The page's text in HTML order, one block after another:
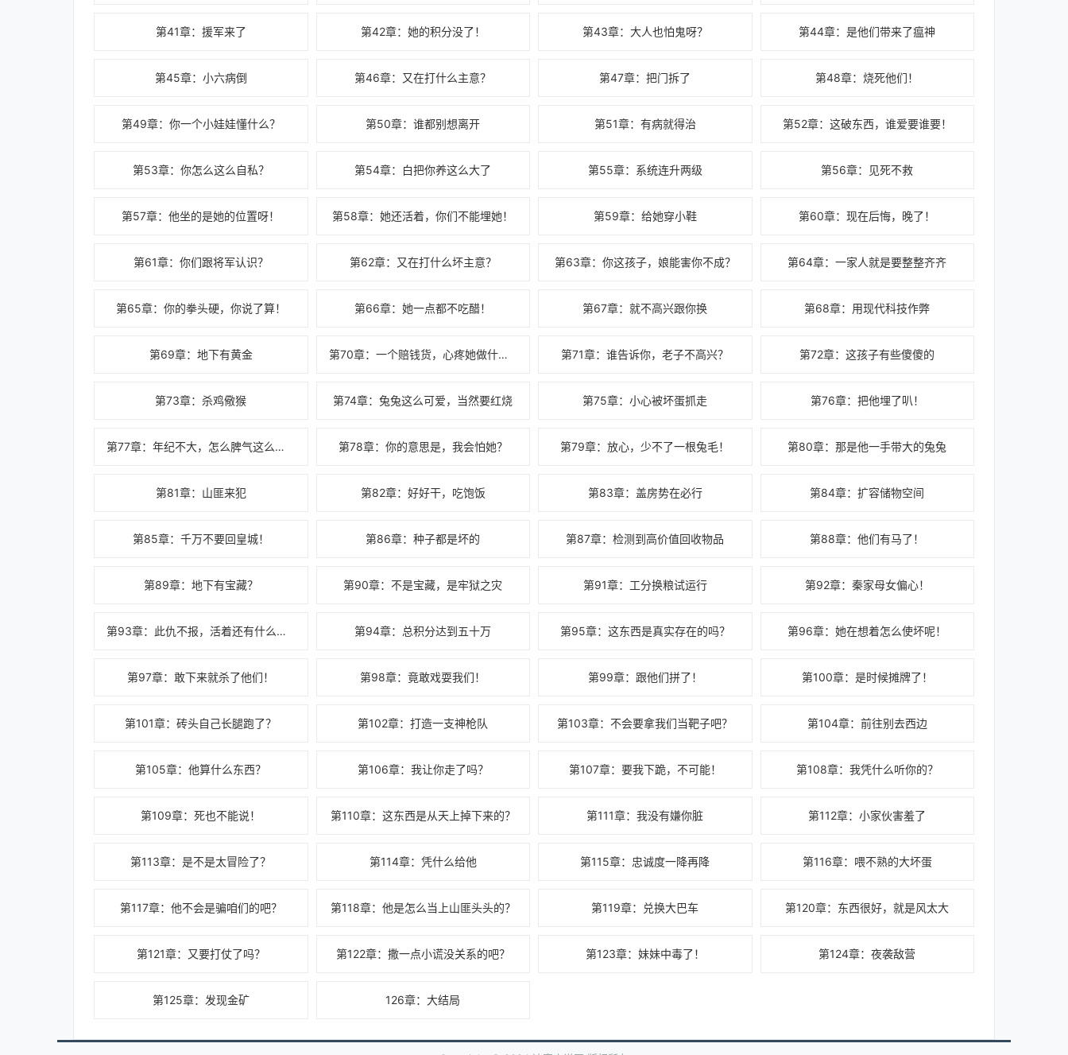
第41章：援军来了 第42章：她的积分没了！ 第43章：大人也怕鬼呀？ 第44章：是他们带来了瘟神
第45章：小六病倒 第46章：又在打什么主意？ 第47章：把门拆了 第48章：烧死他们！
第49章：你一个小娃娃懂什么？ 第50章：谁都别想离开 第51章：有病就得治 第52章：这破东西，谁爱要谁要！
第53章：你怎么这么自私？ 第54章：白把你养这么大了 第55章：系统连升两级 第56章：见死不救
第57章：他坐的是她的位置呀！ 第58章：她还活着，你们不能埋她！ 第59章：给她穿小鞋 第60章：现在后悔，晚了！
第61章：你们跟将军认识？ 第62章：又在打什么坏主意？ 第63章：你这孩子，娘能害你不成？ 第64章：一家人就是要整整齐齐
第65章：你的拳头硬，你说了算！ 第66章：她一点都不吃醋！ 第67章：就不高兴跟你换 第68章：用现代科技作弊
第69章：地下有黄金 第70章：一个赔钱货，心疼她做什么？ 第71章：谁告诉你，老子不高兴？ 第72章：这孩子有些傻傻的
第73章：杀鸡儆猴 第74章：兔兔这么可爱，当然要红烧 第75章：小心被坏蛋抓走 第76章：把他埋了叭！
第77章：年纪不大，怎么脾气这么大？ 第78章：你的意思是，我会怕她？ 第79章：放心，少不了一根兔毛！ 第80章：那是他一手带大的兔兔
第81章：山匪来犯 第82章：好好干，吃饱饭 第83章：盖房势在必行 第84章：扩容储物空间
第85章：千万不要回皇城！ 第86章：种子都是坏的 第87章：检测到高价值回收物品 第88章：他们有马了！
第89章：地下有宝藏？ 第90章：不是宝藏，是牢狱之灾 第91章：工分换粮试运行 第92章：秦家母女偏心！
第93章：此仇不报，活着还有什么意义？ 第94章：总积分达到五十万 第95章：这东西是真实存在的吗？ 第96章：她在想着怎么使坏呢！
第97章：敢下来就杀了他们！ 第98章：竟敢戏耍我们！ 第99章：跟他们拼了！ 第100章：是时候摊牌了！
第101章：砖头自己长腿跑了？ 第102章：打造一支神枪队 第103章：不会要拿我们当靶子吧？ 第104章：前往别去西边
第105章：他算什么东西？ 第106章：我让你走了吗？ 第107章：要我下跪，不可能！ 第108章：我凭什么听你的？
第109章：死也不能说！ 第110章：这东西是从天上掉下来的？ 第111章：我没有嫌你脏 第112章：小家伙害羞了
第113章：是不是太冒险了？ 第114章：凭什么给他 第115章：忠诚度一降再降 第116章：喂不熟的大坏蛋
第117章：他不会是骗咱们的吧？ 第118章：他是怎么当上山匪头头的？ 第119章：兑换大巴车 第120章：东西很好，就是风太大
第121章：又要打仗了吗？ 第122章：撒一点小谎没关系的吧？ 第123章：妹妹中毒了！ 第124章：夜袭敌营
第125章：发现金矿 126章：大结局